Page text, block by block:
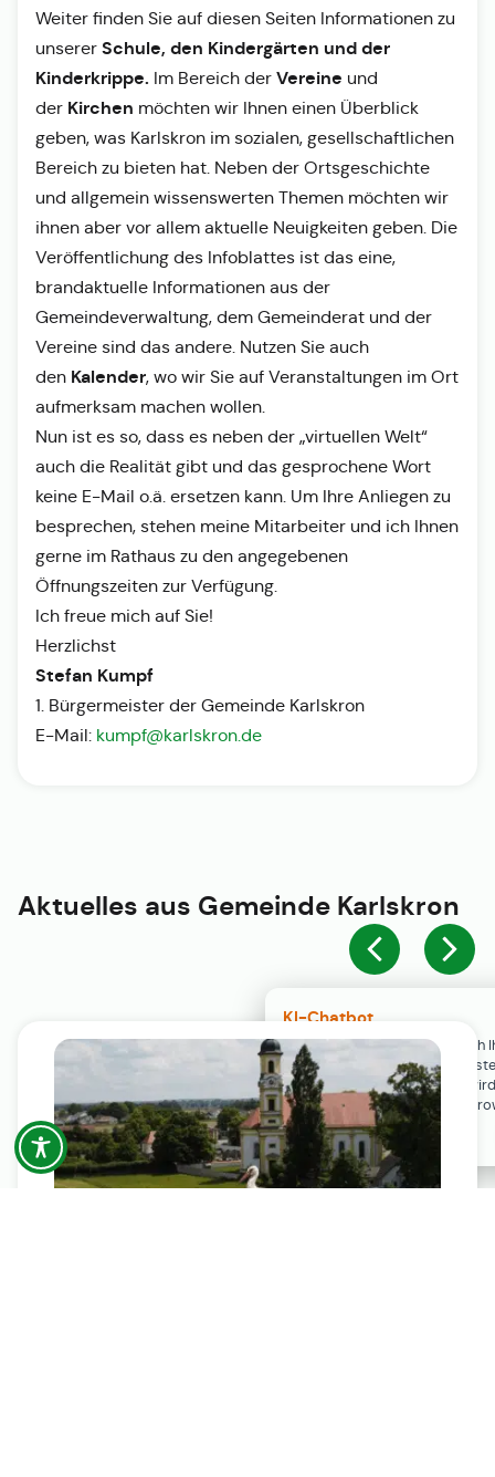
KI-Chatbot
Der KI-Chatbot steht erst nach
Einwilligung in den Cookie-
Verfügung. Der Chat-Verlauf
ausschließlich lokal in Ihrem
gespeichert.
Weiter finden Sie auf diesen Seiten Informationen zu
unserer Schule, den Kindergärten und der
Kinderkrippe. Im Bereich der Vereine und
der Kirchen möchten wir Ihnen einen Überblick
geben, was Karlskron im sozialen, gesellschaftlichen
Bereich zu bieten hat. Neben der Ortsgeschichte
und allgemein wissenswerten Themen möchten wir
ihnen aber vor allem aktuelle Neuigkeiten geben. Die
Veröffentlichung des Infoblattes ist das eine,
brandaktuelle Informationen aus der
Gemeindeverwaltung, dem Gemeinderat und der
Vereine sind das andere. Nutzen Sie auch
den Kalender, wo wir Sie auf Veranstaltungen im Ort
aufmerksam machen wollen.
Nun ist es so, dass es neben der „virtuellen Welt“
auch die Realität gibt und das gesprochene Wort
keine E-Mail o.ä. ersetzen kann. Um Ihre Anliegen zu
besprechen, stehen meine Mitarbeiter und ich Ihnen
gerne im Rathaus zu den angegebenen
Öffnungszeiten zur Verfügung.
Ich freue mich auf Sie!
Herzlichst
Stefan Kumpf
1. Bürgermeister der Gemeinde Karlskron
E-Mail: kumpf@karlskron.de
Aktuelles aus Gemeinde Karlskron